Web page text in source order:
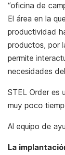
“oficina de
El área en la
productividad
productos, por
permite
necesidades
STEL Order es
muy poco
Al equipo de
La